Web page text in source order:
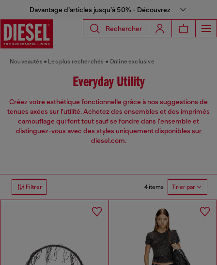
Davantage d’articles jusqu’à 50% - Découvrez
Rechercher
Nouveautés Les plus recherchés Online exclusive
Everyday Utility
Créez votre esthétique fonctionnelle grâce à nos suggestions de
tenues axées sur l'utilité. Achetez des ensembles et des imprimés
camouflage qui font tout sauf se fondre dans l'ensemble et
distinguez-vous avec des styles uniquement disponibles sur
diesel.com.
Filtrer 4 items Trier par